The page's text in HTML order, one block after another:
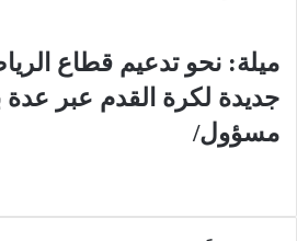
جديدة لكرة القدم عبر عدة
مسؤول/